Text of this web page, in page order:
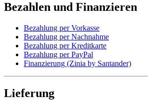
Bezahlen und Finanzieren
Bezahlung per Vorkasse
Bezahlung per Nachnahme
Bezahlung per Kreditkarte
Bezahlung per PayPal
Finanzierung (Zinia by Santander)
Lieferung